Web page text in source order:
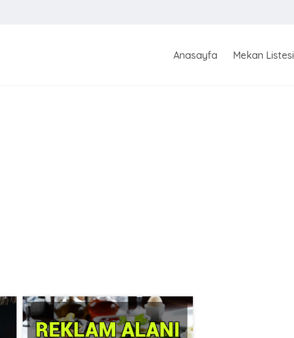
Anasayfa Mekan Listesi